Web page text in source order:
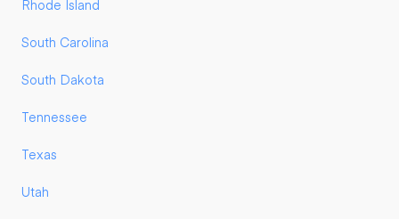
Rhode Island
South Carolina
South Dakota
Tennessee
Texas
Utah